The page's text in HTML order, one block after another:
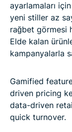
ayarlamaları
yeni stiller az
rağbet görmesi
Elde kalan
kampanyalarla
Gamified
driven pricing
data-driven
quick turnover.